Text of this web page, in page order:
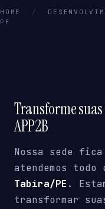
HOME /
PE
Transforme
APP2B
Nossa sede
atendemos
Tabira/PE .
transformar